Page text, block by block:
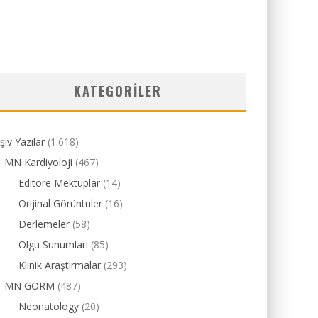
KATEGORILER
Yazılar (1.618)
MN Kardiyoloji (467)
Editöre Mektuplar (14)
Orijinal Görüntüler (16)
Derlemeler (58)
Olgu Sunumları (85)
Klinik Araştırmalar (293)
MN GORM (487)
Neonatology (20)